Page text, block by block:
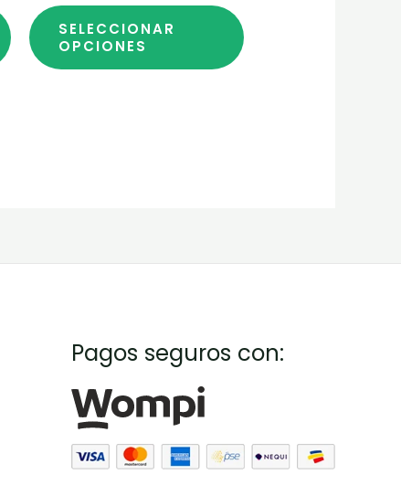
SELECCIONAR
OPCIONES
producto
Pagos seguros con: